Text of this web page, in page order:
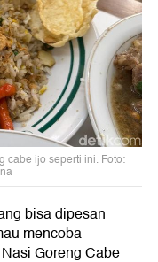
cabe ijo seperti ini. Foto:
bisa dipesan
mencoba
Goreng Cabe